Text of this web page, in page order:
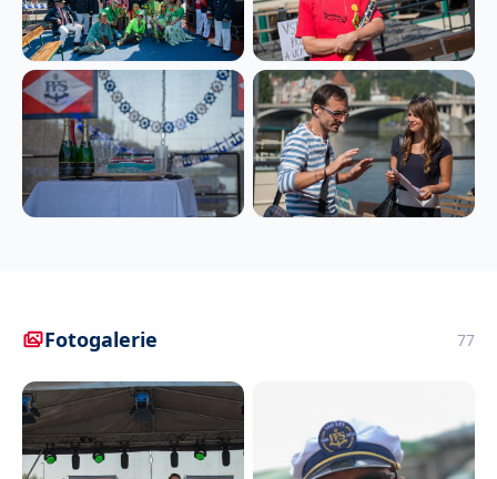
Fotogalerie 77